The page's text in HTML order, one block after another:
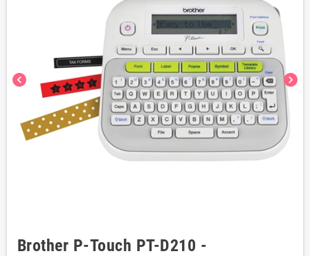
chevron_left chevron_right
Brother P-Touch PT-D210 -